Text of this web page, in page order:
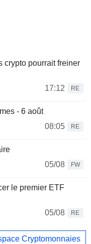
crypto pourrait freiner
17:12
RE
- 6 août
08:05
RE
05/08
FW
le premier ETF
05/08
RE
Cryptomonnaies